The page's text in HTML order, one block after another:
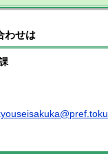
わせは